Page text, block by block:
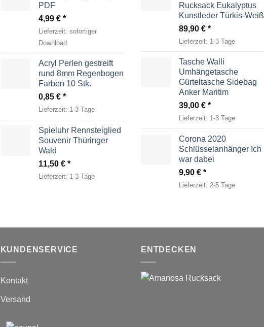
PDF
4,99 €
Lieferzeit: sofortiger
Download
Acryl Perlen gestreift
rund 8mm Regenbogen
Farben 10 Stk.
0,85 €
Lieferzeit: 1-3 Tage
Spieluhr Rennsteiglied
Souvenir Thüringer
Wald
11,50 €
Lieferzeit: 1-3 Tage
Rucksack Eukalyptus
Kunstleder Türkis-Weiß
89,90 €
Lieferzeit: 1-3 Tage
Tasche Walli
Umhängetasche
Gürteltasche Sidebag
Anker Maritim
39,00 €
Lieferzeit: 1-3 Tage
Corona 2020
Schlüsselanhänger Ich
war dabei
9,90 €
Lieferzeit: 2-5 Tage
KUNDENSERVICE
Kontakt
Versand
ENTDECKEN